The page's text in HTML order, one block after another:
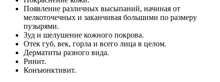
Появление различных высыпаний, начиная от
мелкоточечных и заканчивая большими по размеру
пузырями.
Зуд и шелушение кожного покрова.
Отек губ, век, горла и всего лица в целом.
Дерматиты разного вида.
Ринит.
Конъюнктивит.